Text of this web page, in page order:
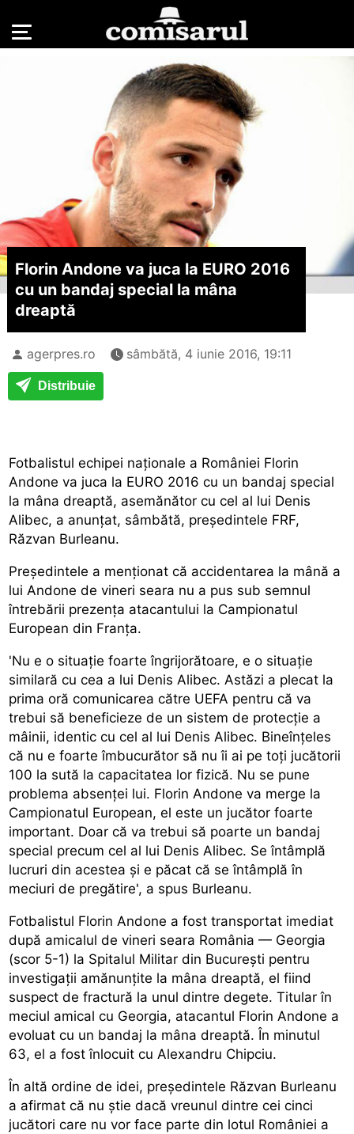
Florin Andone va juca la EURO 2016
cu un bandaj special la mâna
dreaptă
agerpres.ro sâmbătă, 4 iunie 2016, 19:11
Distribuie
Fotbalistul echipei naționale a României Florin
Andone va juca la EURO 2016 cu un bandaj special
la mâna dreaptă, asemănător cu cel al lui Denis
Alibec, a anunțat, sâmbătă, președintele FRF,
Răzvan Burleanu.
Președintele a menționat că accidentarea la mână a
lui Andone de vineri seara nu a pus sub semnul
întrebării prezența atacantului la Campionatul
European din Franța.
'Nu e o situație foarte îngrijorătoare, e o situație
similară cu cea a lui Denis Alibec. Astăzi a plecat la
prima oră comunicarea către UEFA pentru că va
trebui să beneficieze de un sistem de protecție a
mâinii, identic cu cel al lui Denis Alibec. Bineînțeles
că nu e foarte îmbucurător să nu îi ai pe toți jucătorii
100 la sută la capacitatea lor fizică. Nu se pune
problema absenței lui. Florin Andone va merge la
Campionatul European, el este un jucător foarte
important. Doar că va trebui să poarte un bandaj
special precum cel al lui Denis Alibec. Se întâmplă
lucruri din acestea și e păcat că se întâmplă în
meciuri de pregătire', a spus Burleanu.
Fotbalistul Florin Andone a fost transportat imediat
după amicalul de vineri seara România — Georgia
(scor 5-1) la Spitalul Militar din București pentru
investigații amănunțite la mâna dreaptă, el fiind
suspect de fractură la unul dintre degete. Titular în
meciul amical cu Georgia, atacantul Florin Andone a
evoluat cu un bandaj la mâna dreaptă. În minutul
63, el a fost înlocuit cu Alexandru Chipciu.
În altă ordine de idei, președintele Răzvan Burleanu
a afirmat că nu știe dacă vreunul dintre cei cinci
jucători care nu vor face parte din lotul României a